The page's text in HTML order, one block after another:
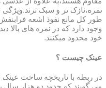
نمره،نازک تر و سبک
طور کل مانع نفوذ اشعه فرابنفش
وجود دارد که در نمره های بالا
خود محدود میکنند.
عینک چیست ؟
در ربطه با تاریخچه ساخت
می گویند که حدود دو هزار سال